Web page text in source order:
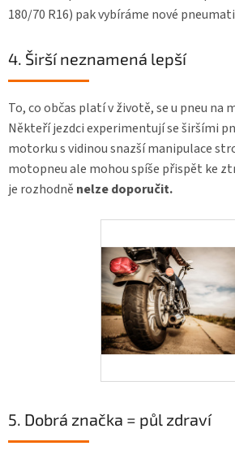
180/70 R16) pak vybíráme nové
4. Širší neznamená lepší
To, co občas platí v životě, se u pneu na
Někteří jezdci experimentují se širšími
motorku s vidinou snazší manipulace
motopneu ale mohou spíše přispět ke
je rozhodně nelze doporučit.
5. Dobrá značka = půl zdraví